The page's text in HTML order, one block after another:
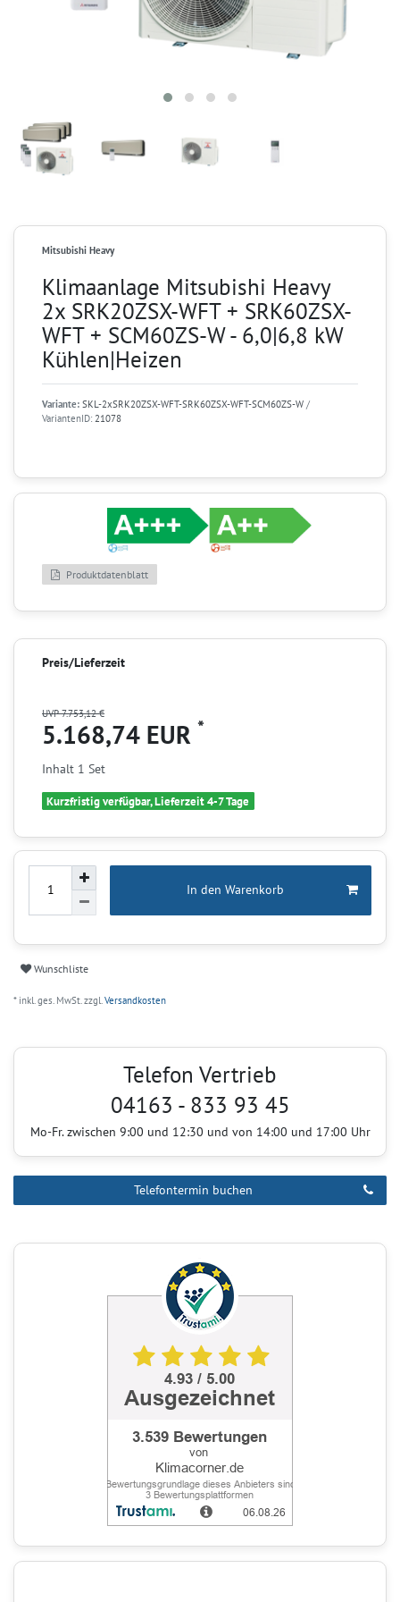
Mitsubishi Heavy
Klimaanlage Mitsubishi Heavy
2x SRK20ZSX-WFT + SRK60ZSX-
WFT + SCM60ZS-W - 6,0|6,8 kW
Kühlen|Heizen
Variante: SKL-2xSRK20ZSX-WFT-SRK60ZSX-WFT-SCM60ZS-W /
VariantenID: 21078
Produktdatenblatt
Preis/Lieferzeit
UVP 7.753,12 €
5.168,74 EUR *
Inhalt 1 Set
Kurzfristig verfügbar, Lieferzeit 4-7 Tage
In den Warenkorb
Wunschliste
* inkl. ges. MwSt. zzgl.Versandkosten
Telefon Vertrieb
04163 - 833 93 45
Mo-Fr. zwischen 9:00 und 12:30 und von 14:00 und 17:00 Uhr
Telefontermin buchen